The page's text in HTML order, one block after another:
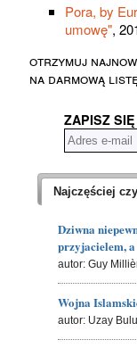
Pora, by
umowę",
otrzymuj
na darmową
ZAPISZ
Najczęściej
Dziwna
przyjacielem,
autor: Guy
Wojna
autor: Uzay